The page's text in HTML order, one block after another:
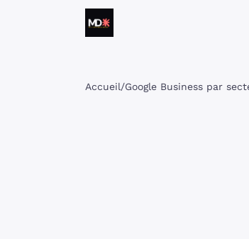
Aller au contenu
Matthieu Daumain
Accueil/Google Business par